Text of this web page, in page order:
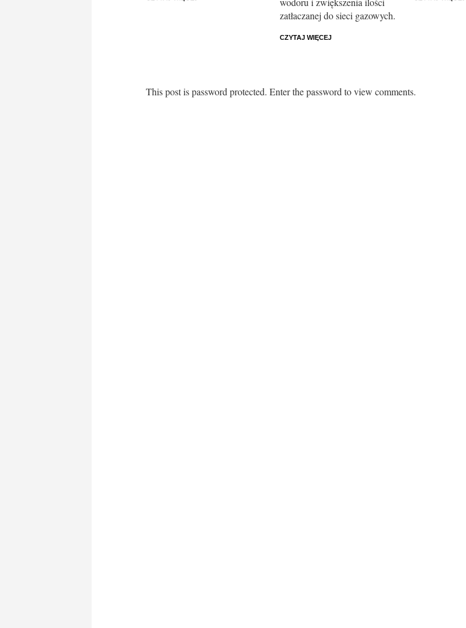
zatłaczanej do sieci gazowych.
CZYTAJ WIĘCEJ
This post is password protected. Enter the password to view comments.